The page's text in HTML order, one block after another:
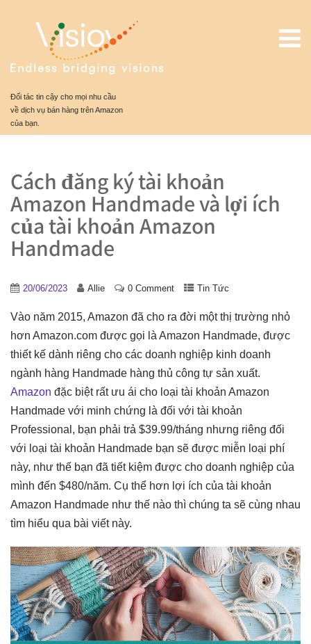
Đối tác tin cậy cho mọi nhu cầu
về dịch vụ bán hàng trên Amazon
của bạn.
Cách đăng ký tài khoản
Amazon Handmade và lợi ích
của tài khoản Amazon
Handmade
20/06/2023 Allie 0 Comment Tin Tức
Vào năm 2015, Amazon đã cho ra đời một thị trường nhỏ
hơn Amazon.com được gọi là Amazon Handmade, được
thiết kế dành riêng cho các doanh nghiệp kinh doanh
ngành hàng Handmade hàng thủ công tự sản xuất.
Amazon đặc biệt rất ưu ái cho loại tài khoản Amazon
Handmade với minh chứng là đối với tài khoản
Professional, bạn phải trả $39.99/tháng nhưng riêng đối
với loại tài khoản Handmade bạn sẽ được miễn loại phí
này, như thế bạn đã tiết kiệm được cho doanh nghiệp của
mình đến $480/năm. Cụ thể hơn lợi ích của tài khoản
Amazon Handmade như thế nào thì chúng ta sẽ cùng nhau
tìm hiểu qua bài viết này.